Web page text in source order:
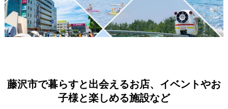
藤沢市で暮らすと出会えるお店、イベントやお
子様と楽しめる施設など